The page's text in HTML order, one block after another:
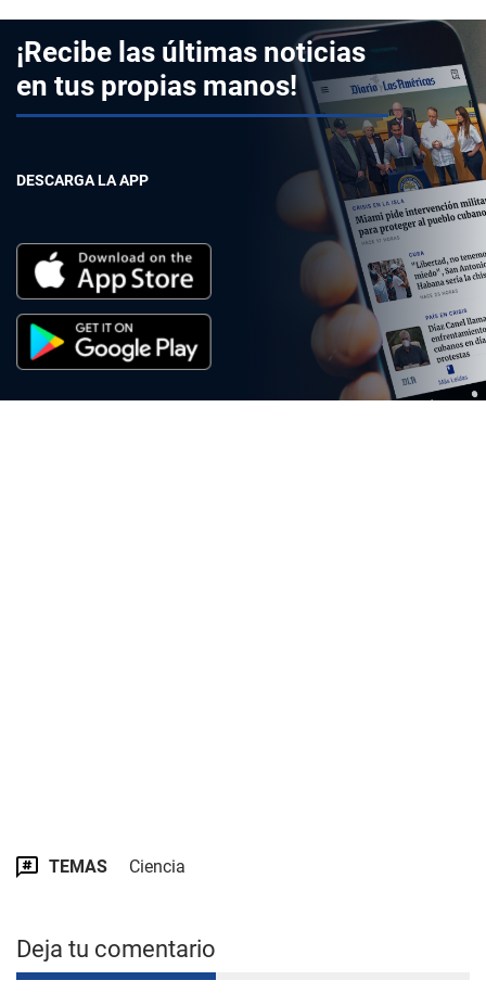
¡Recibe las últimas noticias
en tus propias manos!
DESCARGA LA APP
TEMAS Ciencia
Deja tu comentario